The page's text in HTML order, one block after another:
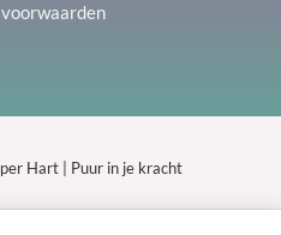
Hart | Puur in je kracht